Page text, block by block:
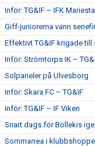
Inför: TG&IF – IFK
Giff-juniorerna vann
Effektivt TG&IF krigade till
Inför: Strömtorps IK –
Solpaneler på Ulvesborg
Inför: Skara FC – TG&IF
Inför: TG&IF – IF Viken
Snart dags för Bollekis
Sommarrea i